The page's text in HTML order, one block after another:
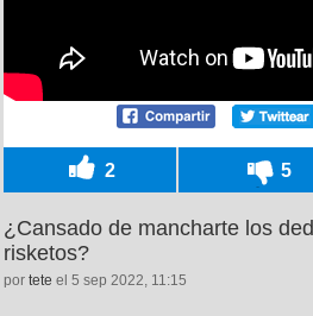
2 5
¿Cansado de mancharte los
risketos?
por tete el 5 sep 2022, 11:15